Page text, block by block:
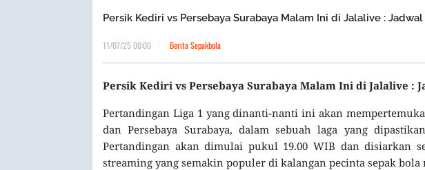
Persik Kediri vs Persebaya Surabaya Malam Ini di Jalalive :
11/07/25 00:00 Berita Sepakbola
Persik Kediri vs Persebaya Surabaya Malam Ini di Jalalive :
Pertandingan Liga 1 yang dinanti-nanti ini akan
dan Persebaya Surabaya, dalam sebuah laga yang
Pertandingan akan dimulai pukul 19.00 WIB dan disiarkan
streaming yang semakin populer di kalangan pecinta sepak bola